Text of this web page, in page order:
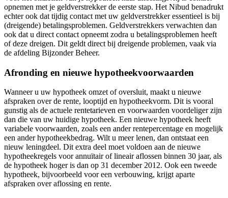
opnemen met je geldverstrekker de eerste stap. Het Nibud benadrukt
echter ook dat tijdig contact met uw geldverstrekker essentieel is bij
(dreigende) betalingsproblemen. Geldverstrekkers verwachten dan
ook dat u direct contact opneemt zodra u betalingsproblemen heeft
of deze dreigen. Dit geldt direct bij dreigende problemen, vaak via
de afdeling Bijzonder Beheer.
Afronding en nieuwe hypotheekvoorwaarden
Wanneer u uw hypotheek omzet of oversluit, maakt u nieuwe
afspraken over de rente, looptijd en hypotheekvorm. Dit is vooral
gunstig als de actuele rentetarieven en voorwaarden voordeliger zijn
dan die van uw huidige hypotheek. Een nieuwe hypotheek heeft
variabele voorwaarden, zoals een ander rentepercentage en mogelijk
een ander hypotheekbedrag. Wilt u meer lenen, dan ontstaat een
nieuw leningdeel. Dit extra deel moet voldoen aan de nieuwe
hypotheekregels voor annuïtair of lineair aflossen binnen 30 jaar, als
de hypotheek hoger is dan op 31 december 2012. Ook een tweede
hypotheek, bijvoorbeeld voor een verbouwing, krijgt aparte
afspraken over aflossing en rente.